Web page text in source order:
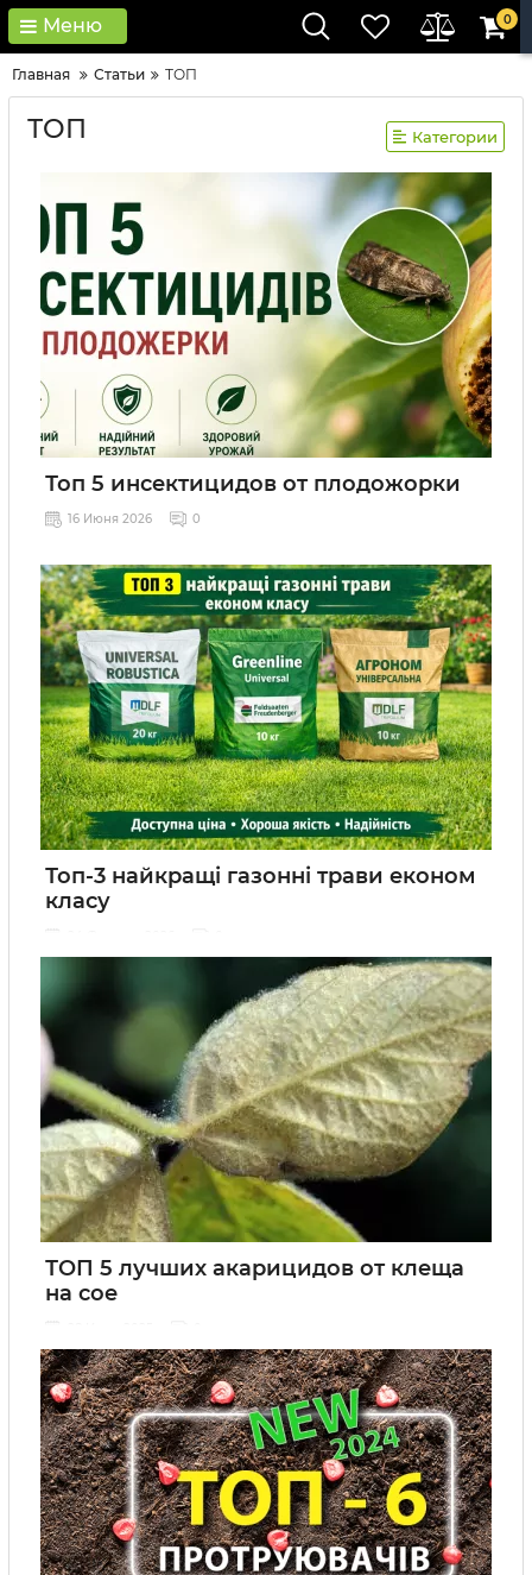
Меню 0
Главная Статьи ТОП
ТОП Категории
Топ 5 инсектицидов от плодожорки
16 Июня 2026 0
Топ-3 найкращі газонні трави економ
класу
ТОП 5 лучших акарицидов от клеща
на сое